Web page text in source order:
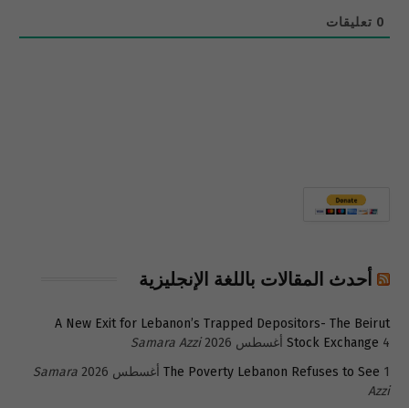
0 تعليقات
أحدث المقالات باللغة الإنجليزية
A New Exit for Lebanon’s Trapped Depositors- The Beirut
Stock Exchange 4 أغسطس 2026
Samara Azzi
The Poverty Lebanon Refuses to See 1 أغسطس 2026
Samara
Azzi